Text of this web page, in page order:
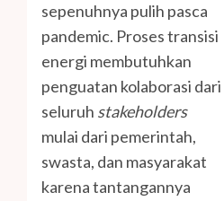
sepenuhnya pulih pasca
pandemic. Proses transisi
energi membutuhkan
penguatan kolaborasi dari
seluruh stakeholders
mulai dari pemerintah,
swasta, dan masyarakat
karena tantangannya